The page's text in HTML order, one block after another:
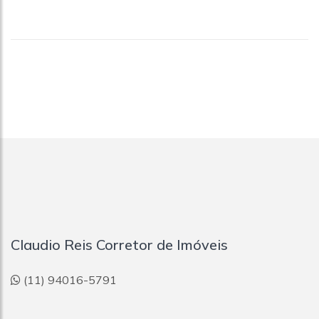
Claudio Reis Corretor de Imóveis
(11) 94016-5791